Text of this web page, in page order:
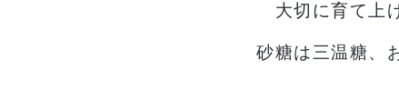
大切に育て上
砂糖は三温糖、